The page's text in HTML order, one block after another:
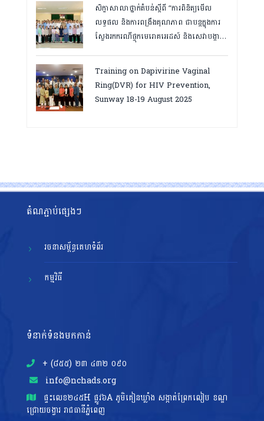
សិក្ខាសាលាថ្នាក់តំបន់ស្តីពី “ការពិនិត្យមើល
លទ្ធផល និងការពង្រឹងគុណភាព ជាបន្តក្នុងការ
ស្វែងរកករណីផ្ទុកមេរោគអេដស៍ និងសេវាបង្ការ
សម្រេចគោលដៅ ៩៥-៩៥-៩៥”, តាកែវ
ថ្ងៃទី១២-១៣ សីហា ២០២៥
Training on Dapivirine Vaginal
Ring(DVR) for HIV Prevention,
Sunway 18-19 August 2025
តំណភ្ជាប់ផ្សេងៗ
រចនាសម្ព័ន្ធគេហទំព័រ
កម្មវិធី
ទំនាក់ទំនងមកកាន់
+ (៨៥៥)​ ២៣​ ៤៣២ ០៩០
info@nchads.org
ផ្ទះ​លេខ២៤៥H ផ្លូវ៦A ភូមិគៀនឃ្លាំង សង្កាត់ព្រែកលៀប ខណ្ឌ
ជ្រោយចង្វារ រាជធានីភ្នំពេញ